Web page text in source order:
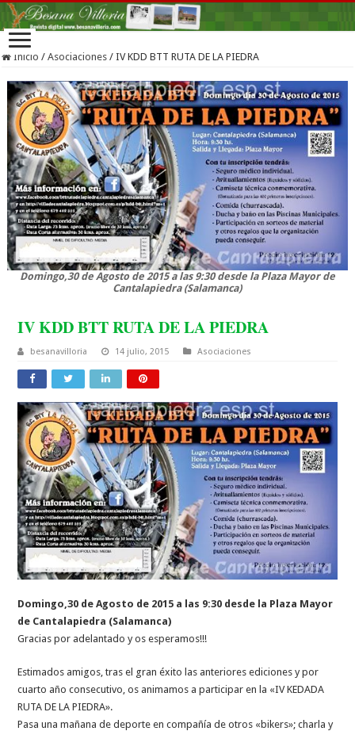
Inicio / Asociaciones / IV KDD BTT RUTA DE LA PIEDRA
Domingo,30 de Agosto de 2015 a las 9:30 desde la Plaza Mayor de
Cantalapiedra (Salamanca)
IV KDD BTT RUTA DE LA PIEDRA
besanavilloria 14 julio, 2015 Asociaciones
Domingo,30 de Agosto de 2015 a las 9:30 desde la Plaza Mayor
de Cantalapiedra (Salamanca)
Gracias por adelantado y os esperamos!!!
Estimados amigos, tras el gran éxito las anteriores ediciones y por
cuarto año consecutivo, os animamos a participar en la «IV KEDADA
RUTA DE LA PIEDRA».
Pasa una mañana de deporte en compañía de otros «bikers»; charla y